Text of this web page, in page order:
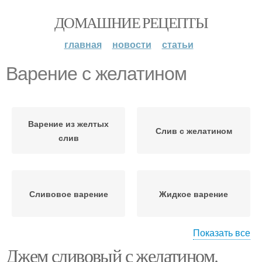
ДОМАШНИЕ РЕЦЕПТЫ
главная новости статьи
Варение с желатином
Варение из желтых
слив
Слив с желатином
Сливовое варение Жидкое варение
Варение с помощью Джемы с желатином
Показать все
Джем сливовый с желатином.